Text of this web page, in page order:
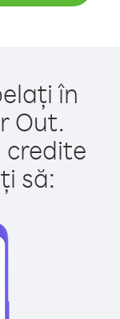
în
Out.
credite
să: